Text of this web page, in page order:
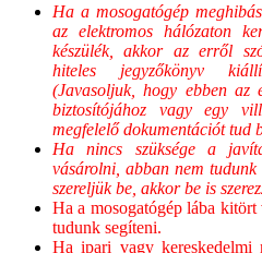
Ha a mosogatógép
az elektromos hálózaton
készülék, akkor az erről
hiteles jegyzőkönyv
(Javasoljuk, hogy ebben az
biztosítójához vagy egy
megfelelő dokumentációt tud
Ha nincs szüksége a
vásárolni, abban nem tudunk
szereljük be, akkor be is
Ha a mosogatógép lába
tudunk segíteni.
Ha ipari vagy kereskedelmi